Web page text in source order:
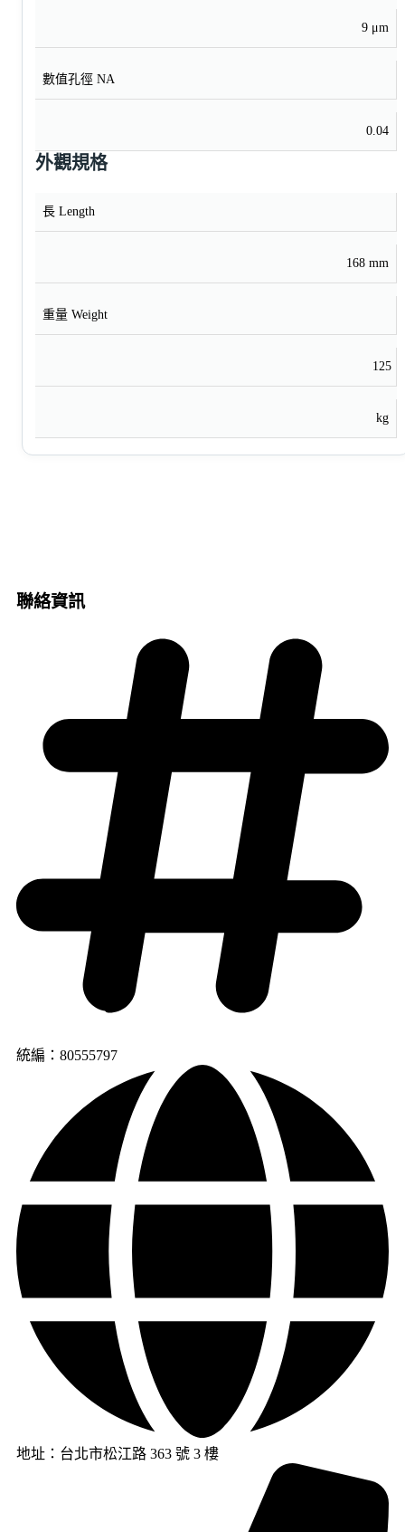
9 μm
數值孔徑 NA
0.04
外觀規格
長 Length
168 mm
重量 Weight
125
kg
聯絡資訊
統編：80555797
地址：台北市松江路 363 號 3 樓